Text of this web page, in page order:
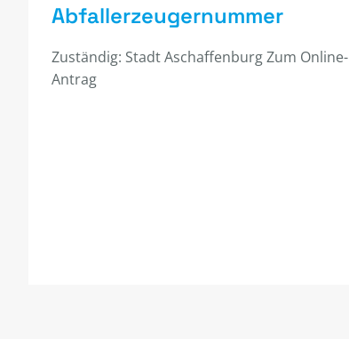
Abfallerzeugernummer
Zuständig: Stadt Aschaffenburg Zum Online-
Antrag